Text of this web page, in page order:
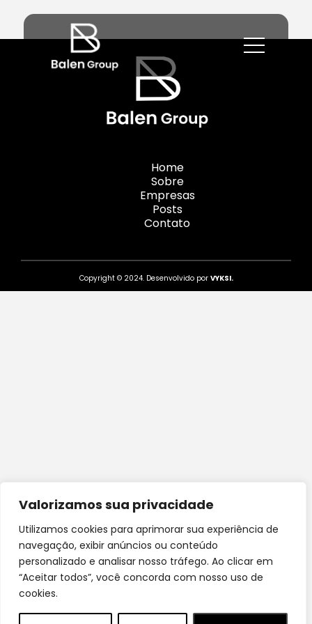
Valorizamos sua privacidade
Utilizamos cookies para aprimorar sua experiência de
navegação, exibir anúncios ou conteúdo
personalizado e analisar nosso tráfego. Ao clicar em
“Aceitar todos”, você concorda com nosso uso de
cookies.
Home
Sobre
Empresas
Posts
Contato
Copyright © 2024. Desenvolvido por VYKSI.